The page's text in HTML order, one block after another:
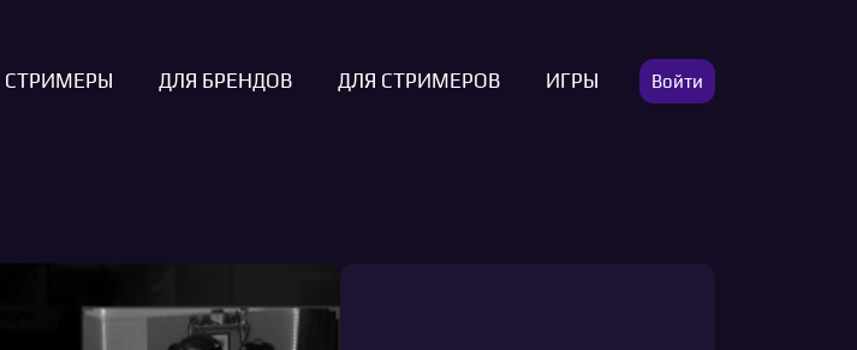
Войти
СТРИМЕРЫ ДЛЯ БРЕНДОВ ДЛЯ СТРИМЕРОВ ИГРЫ